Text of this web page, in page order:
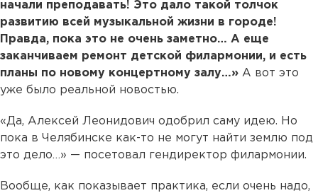
начали преподавать! Это дало такой толчок
развитию всей музыкальной жизни в городе!
Правда, пока это не очень заметно… А еще
заканчиваем ремонт детской филармонии, и есть
планы по новому концертному залу…» А вот это
уже было реальной новостью.
«Да, Алексей Леонидович одобрил саму идею. Но
пока в Челябинске как-то не могут найти землю под
это дело…» — посетовал гендиректор филармонии.
Вообще, как показывает практика, если очень надо,